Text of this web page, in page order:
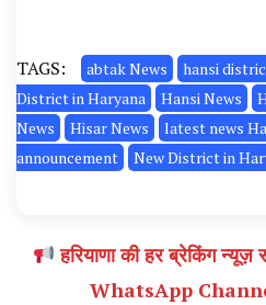
TAGS: abtak News hansi
District in Haryana
Hansi News
News
Hisar News latest news
announcement
New District in
हरियाणा की हर ब्रेकिंग
WhatsApp